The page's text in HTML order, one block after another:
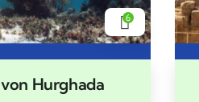
6
Hurghada